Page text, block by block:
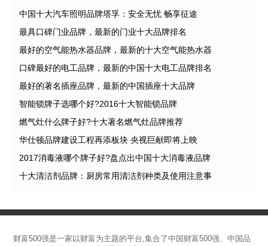
中国十大汽车照明品牌塔孚：安全无忧 畅享征途
最具口碑门业品牌，最新的门业十大品牌排名
最好的空气能热水器品牌，最新的十大空气能热水器
口碑最好的电工品牌，最新的中国十大电工品牌排名
最好的著名插座品牌，最新的中国插座十大品牌
智能锁牌子选哪个好?2016十大智能锁品牌
燃气灶什么牌子好?十大著名燃气灶品牌推荐
华仕顿品牌建设工程再添板块 央视巨献即将上映
2017消毒液哪个牌子好?盘点出中国十大消毒液品牌
十大清洁剂品牌：厨房常用清洁剂种类及使用注意事
财富500强是一家以财富为主题的平台,集合了中国财富500强、中国品